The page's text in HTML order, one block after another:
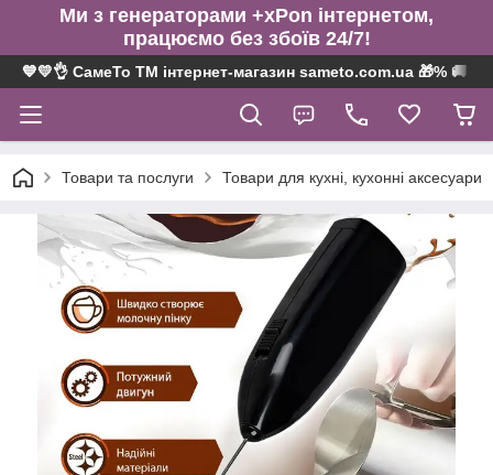
Ми з генераторами +xPon інтернетом,
працюємо без збоїв 24/7!
💙💛👌 СамеТо ТМ інтернет-магазин sameto.com.ua 🎁% 🚚 ⤵
Товари та послуги Товари для кухні, кухонні аксесуари